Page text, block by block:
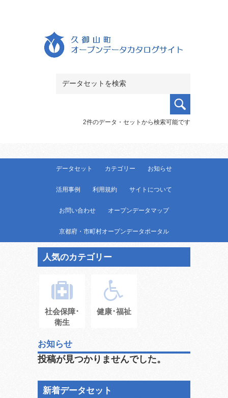
2件のデータ・セットから検索可能です
データセット カテゴリー お知らせ
活用事例 利用規約 サイトについて
お問い合わせ オープンデータマップ
京都府・市町村オープンデータポータル
人気のカテゴリー
社会保障･
衛生
健康･福祉
お知らせ
投稿が見つかりませんでした。
新着データセット